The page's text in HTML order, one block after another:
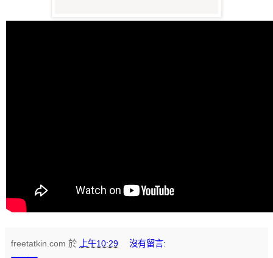
freetatkin.com 於 上午10:29 沒有留言: